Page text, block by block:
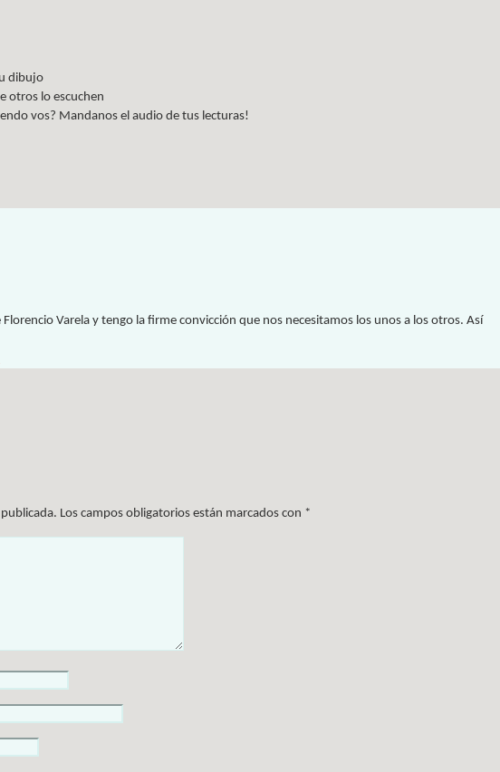
dibujo
otros lo escuchen
vos? Mandanos el audio de tus lecturas!
Varela y tengo la firme convicción que nos necesitamos los unos a los otros. Así
Los campos obligatorios están marcados con *